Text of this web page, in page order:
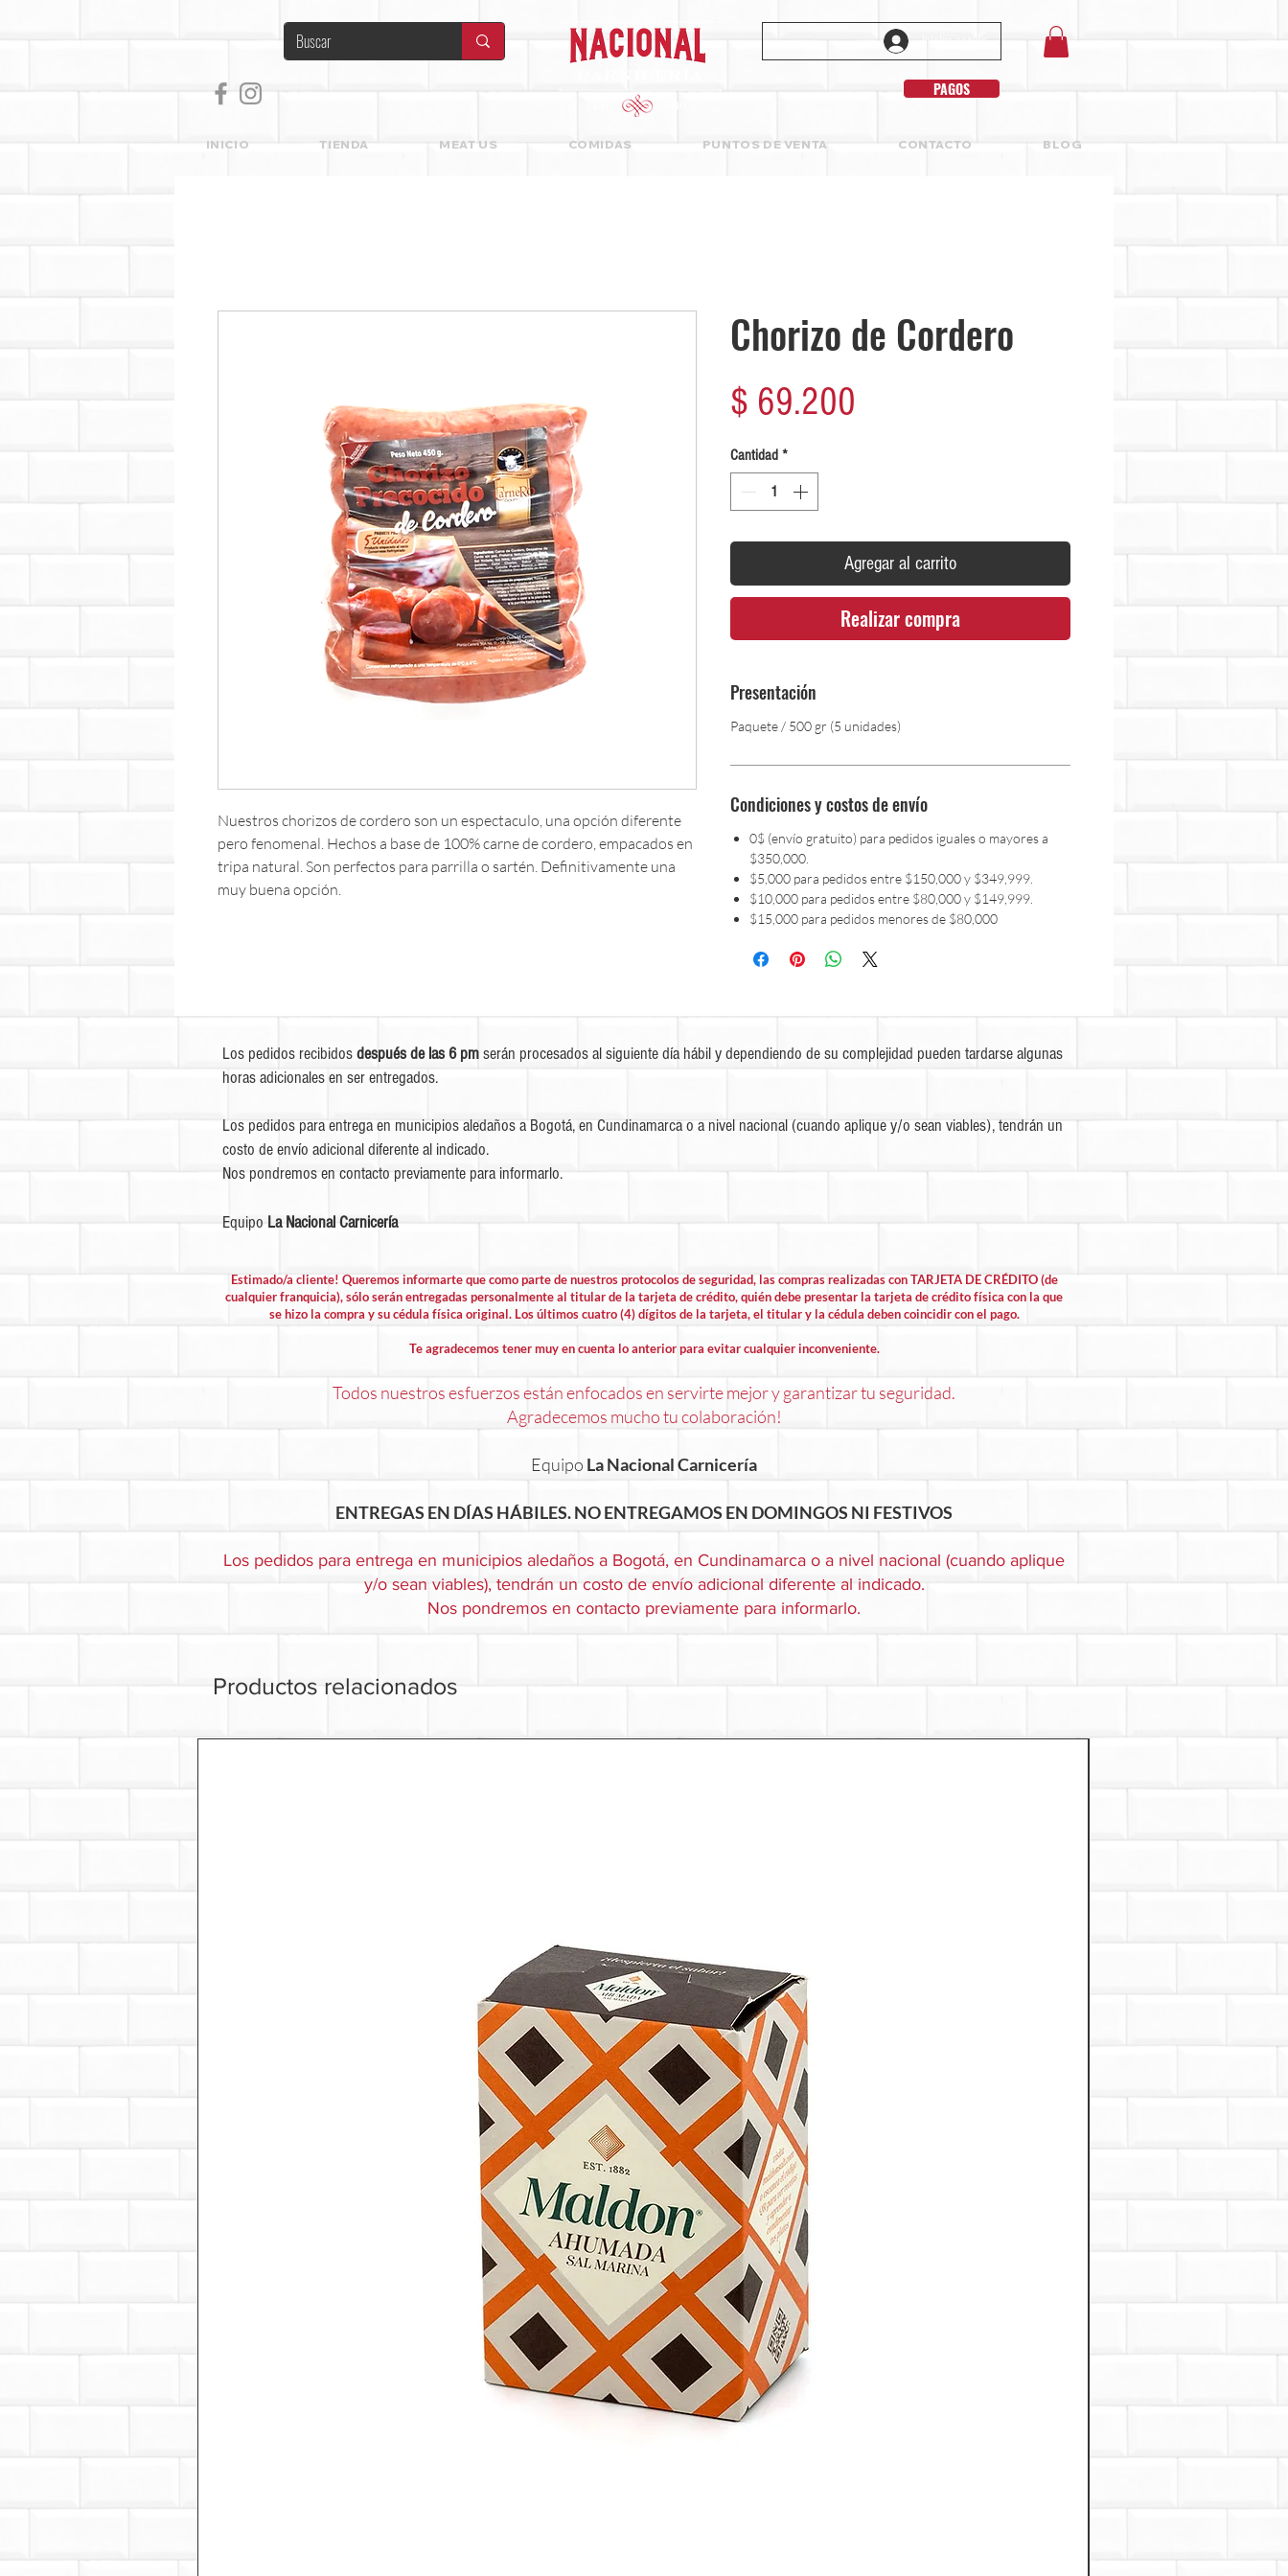
PAGOS
INICIO TIENDA MEAT US COMIDAS PUNTOS DE VENTA CONTACTO BLOG
Nuestros chorizos de cordero son un espectaculo, una opción diferente
pero fenomenal. Hechos a base de 100% carne de cordero, empacados en
tripa natural. Son perfectos para parrilla o sartén. Definitivamente una
muy buena opción.
Chorizo de Cordero
$ 69.200
Cantidad *
Agregar al carrito
Realizar compra
Presentación
Paquete / 500 gr (5 unidades)
Condiciones y costos de envío
0$ (envío gratuito) para pedidos iguales o mayores a
$350,000.
$5,000 para pedidos entre $150,000 y $349,999.
$10,000 para pedidos entre $80,000 y $149,999.
$15,000 para pedidos menores de $80,000
Los pedidos recibidosdespués de las 6 pmserán procesados al siguiente día hábil y dependiendo de su complejidad pueden tardarse algunas
horas adicionales en ser entregados.
Los pedidos para entrega en municipios aledaños a Bogotá, en Cundinamarca o a nivel nacional (cuando aplique y/o sean viables), tendrán un
costo de envío adicional diferente al indicado.
Nos pondremos en contacto previamente para informarlo.
Equipo La Nacional Carnicería
Estimado/a cliente! Queremos informarte que como parte de nuestros protocolos de seguridad, las compras realizadas con TARJETA DE CRÉDITO (de
cualquier franquicia), sólo serán entregadas personalmente al titular de la tarjeta de crédito, quién debe presentar la tarjeta de crédito física con la que
se hizo la compra y su cédula física original. Los últimos cuatro (4) dígitos de la tarjeta, el titular y la cédula deben coincidir con el pago.
Te agradecemos tener muy en cuenta lo anterior para evitar cualquier inconveniente.
Todos nuestros esfuerzos están enfocados en servirte mejor y garantizar tu seguridad.
Agradecemos mucho tu colaboración!
Equipo La Nacional Carnicería
ENTREGAS EN DÍAS HÁBILES. NO ENTREGAMOS EN DOMINGOS NI FESTIVOS
Los pedidos para entrega en municipios aledaños a Bogotá, en Cundinamarca o a nivel nacional (cuando aplique
y/o sean viables), tendrán un costo de envío adicional diferente al indicado.
Nos pondremos en contacto previamente para informarlo.
Productos relacionados